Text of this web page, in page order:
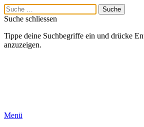
Suche schliessen
Tippe deine Suchbegriffe ein und drücke
anzuzeigen.
Menü